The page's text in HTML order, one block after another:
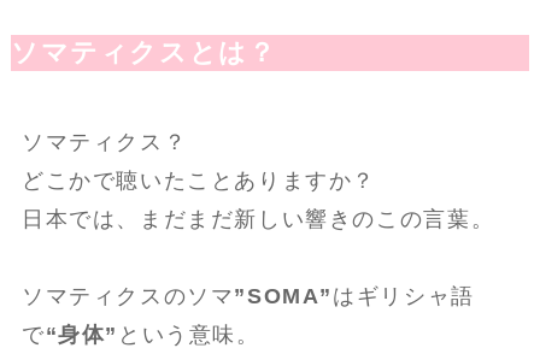
ソマティクスとは？
ソマティクス？
どこかで聴いたことありますか？
日本では、まだまだ新しい響きのこの言葉。
ソマティクスのソマ”SOMA” はギリシャ語
で“身体” という意味。